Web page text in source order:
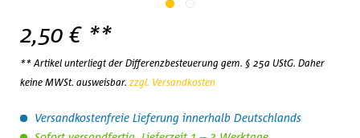
2,50 € **
** Artikel unterliegt der Differenzbesteuerung gem. § 25a UStG. Daher
keine MWSt. ausweisbar. zzgl. Versandkosten
Versandkostenfreie Lieferung innerhalb Deutschlands